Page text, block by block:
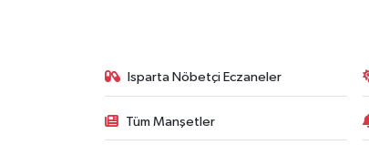
Isparta Nöbetçi Eczaneler
Tüm Manşetler